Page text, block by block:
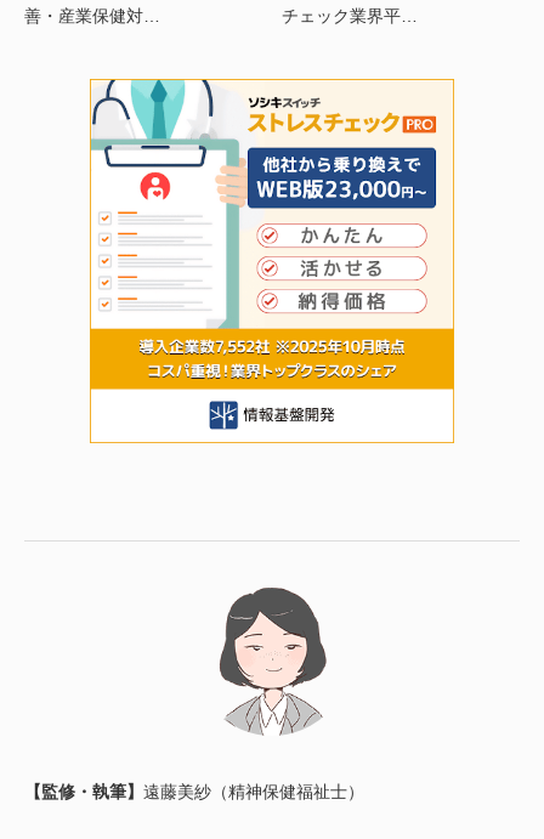
善・産業保健対…
チェック業界平…
【監修・執筆】 遠藤美紗（精神保健福祉士）